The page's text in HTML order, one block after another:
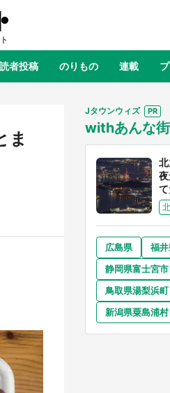
宮城 山形 福島
千葉 東京
奈良 和歌
山口
大分 宮崎
読者投稿 のりもの 連載
じまる町へ ふるさと納税
ごと』の〝舞〟の世界
日向翔陽＆
る！ アニ
舗「鐘崎」
／1～31】
ま
Jタウンウィズ
withあんな
広島県 福
静岡県富士宮市
鳥取県湯梨浜町
新潟県粟島浦村